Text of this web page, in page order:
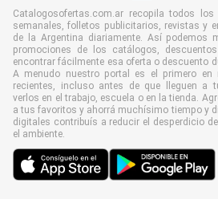
Catalogosofertas.com.ar recopila todos
semanales, folletos publicitarios, revistas y
de la Argentina diariamente. Así podemos
promociones de los catálogos,
encontrar fácilmente esa oferta o descuento
A menudo nuestro portal es el primero
recientes, incluso antes de que lleguen a
verlos en el trabajo, escuela o en la tienda.
a tus favoritos y ahorrá muchísimo tiempo y
digitales contribuís a reducir el desperdicio
el ambiente.